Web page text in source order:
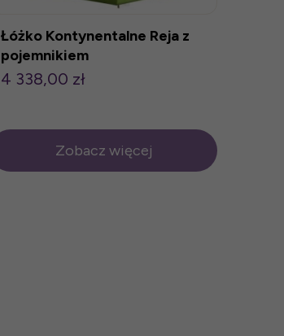
Łóżko Kontynentalne Reja z
pojemnikiem
4 338,00 zł
Zobacz więcej